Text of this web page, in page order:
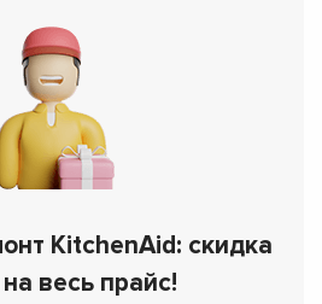
KitchenAid: скидка
весь прайс!